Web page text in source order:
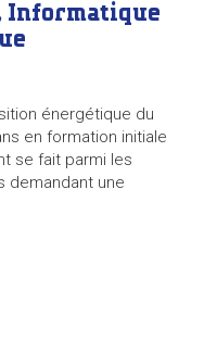
Informatique
énergétique du
en formation initiale
se fait parmi les
demandant une